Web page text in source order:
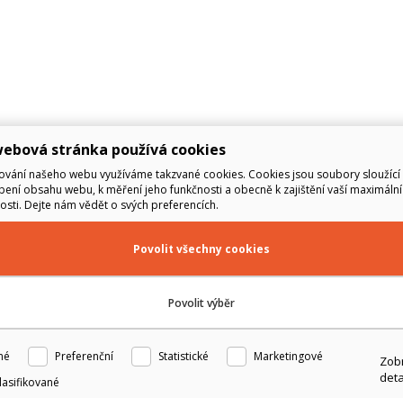
stránka používá cookies
našeho webu využíváme takzvané cookies. Cookies jsou soubory sloužící
obsahu webu, k měření jeho funkčnosti a obecně k zajištění vaší maximální
Dejte nám vědět o svých preferencích.
Povolit výběr
Povolit všechny cookies
Preferenční Statistické
Marketingové